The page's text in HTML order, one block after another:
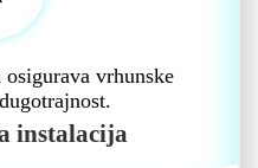
vrhunske
instalacija